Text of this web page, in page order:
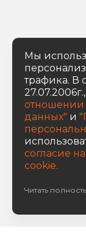
Мы
трафика. В
27.07.2006г.,
отношении
данных" и
согласие
cookie.
Читать